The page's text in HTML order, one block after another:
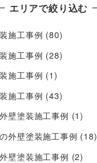
エリアで絞り込む
施工事例 (80)
施工事例 (28)
施工事例 (1)
施工事例 (43)
壁塗装施工事例 (1)
外壁塗装施工事例 (18)
壁塗装施工事例 (2)